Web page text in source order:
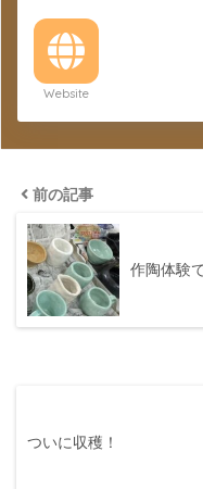
Website
前の記事
作陶体験
ついに収穫！